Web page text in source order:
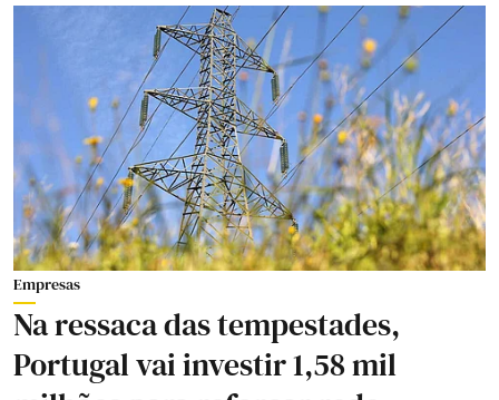
Empresas
Na ressaca das tempestades,
Portugal vai investir 1,58 mil